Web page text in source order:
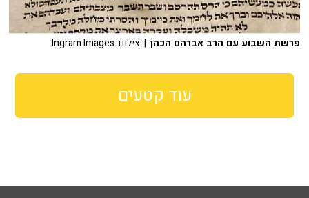
פרשת השבוע עם הרב אברהם הכהן | צילום: Ingram Images
עוד קטעים